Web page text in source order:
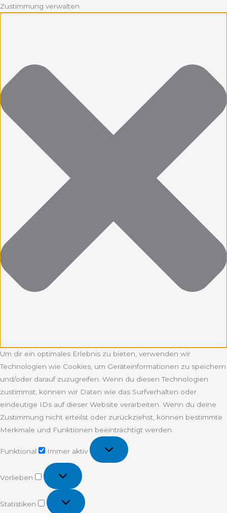
Zustimmung verwalten
Um dir ein optimales Erlebnis zu bieten, verwenden wir
Technologien wie Cookies, um Geräteinformationen zu speichern
und/oder darauf zuzugreifen. Wenn du diesen Technologien
zustimmst, können wir Daten wie das Surfverhalten oder
eindeutige IDs auf dieser Website verarbeiten. Wenn du deine
Zustimmung nicht erteilst oder zurückziehst, können bestimmte
Merkmale und Funktionen beeinträchtigt werden.
Funktional
Immer aktiv
Vorlieben
Vorlieben
Statistiken
Statistiken